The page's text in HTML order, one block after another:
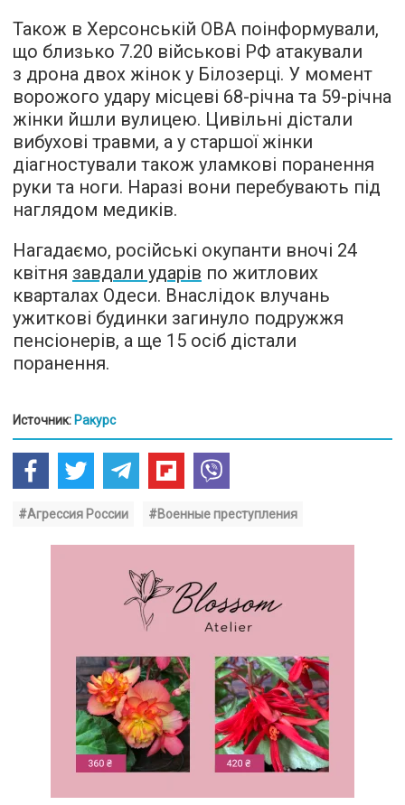
Також в Херсонській ОВА поінформували,
що близько 7.20 військові РФ атакували
з дрона двох жінок у Білозерці. У момент
ворожого удару місцеві 68-річна та 59-річна
жінки йшли вулицею. Цивільні дістали
вибухові травми, а у старшої жінки
діагностували також уламкові поранення
руки та ноги. Наразі вони перебувають під
наглядом медиків.
Нагадаємо, російські окупанти вночі 24
квітня завдали ударів по житлових
кварталах Одеси. Внаслідок влучань
ужиткові будинки загинуло подружжя
пенсіонерів, а ще 15 осіб дістали
поранення.
Источник: Ракурс
#Агрессия России #Военные преступления